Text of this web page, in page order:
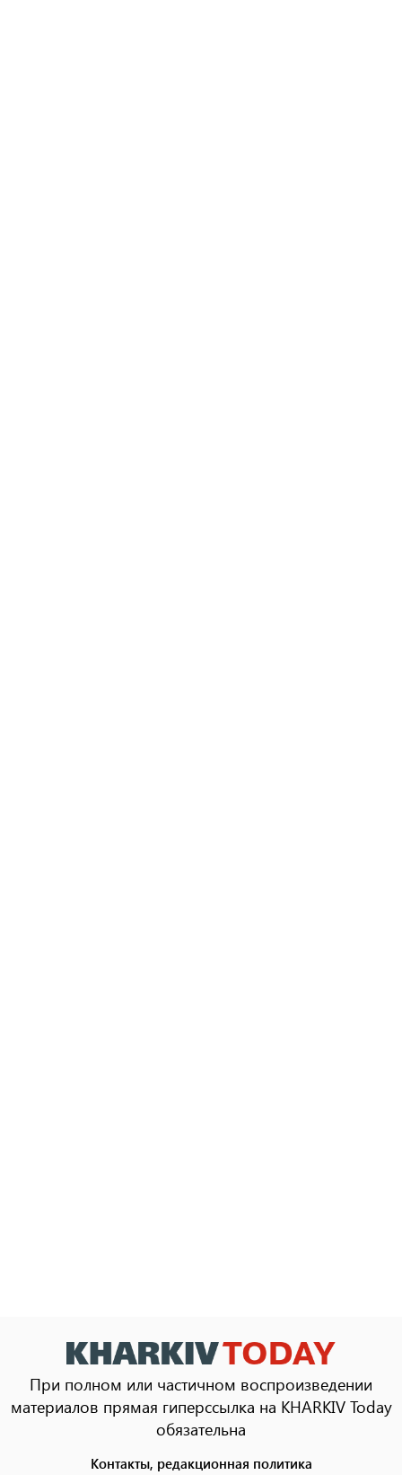
При полном или частичном воспроизведении
материалов прямая гиперссылка на KHARKIV Today
обязательна
Контакты, редакционная политика